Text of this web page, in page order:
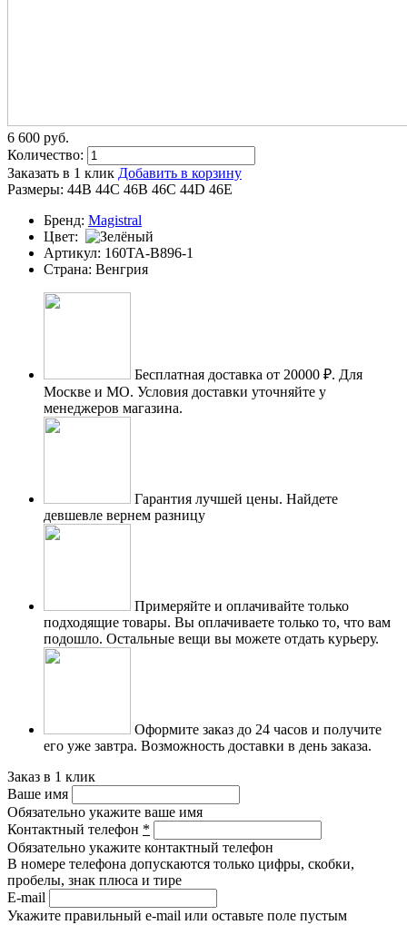
6 600 pуб.
Количество:
Заказать в 1 клик Добавить в корзину
Размеры: 44B 44C 46B 46C 44D 46E
Бренд: Magistral
Цвет:
Артикул: 160TA-B896-1
Страна: Венгрия
Бесплатная доставка от 20000 ₽. Для
Москве и МО. Условия доставки уточняйте у
менеджеров магазина.
Гарантия лучшей цены. Найдете
девшевле вернем разницу
Примеряйте и оплачивайте только
подходящие товары. Вы оплачиваете только то, что вам
подошло. Остальные вещи вы можете отдать курьеру.
Оформите заказ до 24 часов и получите
его уже завтра. Возможность доставки в день заказа.
Заказ в 1 клик
Ваше имя
Обязательно укажите ваше имя
Контактный телефон *
Обязательно укажите контактный телефон
В номере телефона допускаются только цифры, скобки,
пробелы, знак плюса и тире
E-mail
Укажите правильный e-mail или оставьте поле пустым